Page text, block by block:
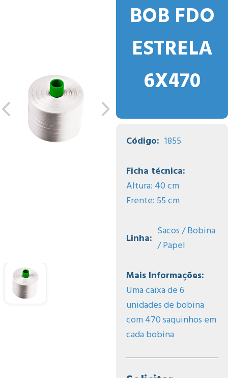
BOB FDO
ESTRELA
6X470
Código: 1855
Ficha técnica:
Altura: 40 cm
Frente: 55 cm
Linha: Sacos / Bobina
/ Papel
Mais Informações:
Uma caixa de 6
unidades de bobina
com 470 saquinhos em
cada bobina